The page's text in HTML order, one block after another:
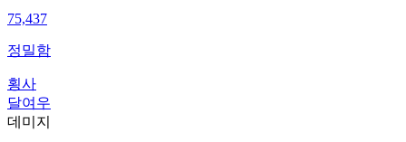
75,437
정밀함
횡사
달여우
데미지